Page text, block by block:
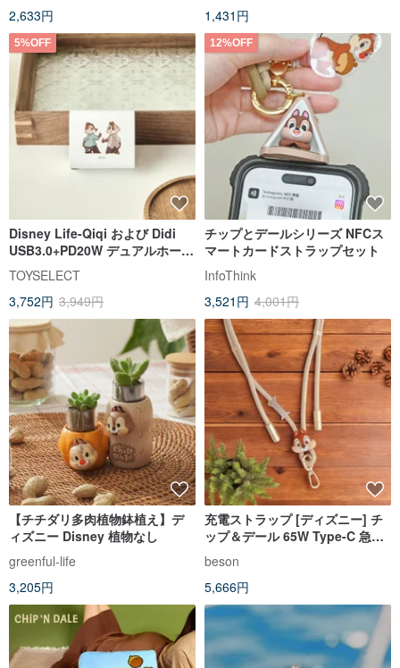
2,633円
1,431円
5%OFF
Disney Life-Qiqi および Didi
USB3.0+PD20W デュアルホール
充電器
TOYSELECT
3,752円 3,949円
12%OFF
チップとデールシリーズ NFCス
マートカードストラップセット
InfoThink
3,521円 4,001円
【チチダリ多肉植物鉢植え】デ
ィズニー Disney 植物なし
greenful-life
3,205円
充電ストラップ [ディズニー] チ
ップ＆デール 65W Type-C 急速
充電 携帯電話ストラップ
beson
5,666円